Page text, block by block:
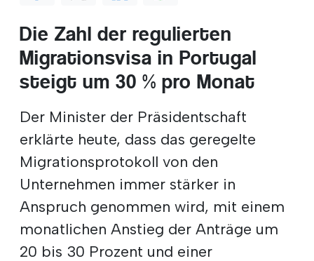
Die Zahl der regulierten
Migrationsvisa in Portugal
steigt um 30 % pro Monat
Der Minister der Präsidentschaft
erklärte heute, dass das geregelte
Migrationsprotokoll von den
Unternehmen immer stärker in
Anspruch genommen wird, mit einem
monatlichen Anstieg der Anträge um
20 bis 30 Prozent und einer